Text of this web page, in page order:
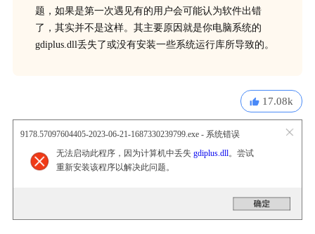
题，如果是第一次遇见有的用户会可能认为软件出错
了，其实并不是这样。其主要原因就是你电脑系统的
gdiplus.dll丢失了或没有安装一些系统运行库所导致的。
17.08k
9178.57097604405-2023-06-21-1687330239799.exe - 系统错误
无法启动此程序，因为计算机中丢失 gdiplus.dll。尝试
重新安装该程序以解决此问题。